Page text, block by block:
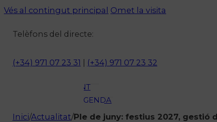
Vés al contingut principal Omet la visita
Telèfons del directe:
(+34) 971 07 23 31 (+34) 971 07 23 32
ACTUALITAT
OCI
ENTREVISTES
AMBIENT
AGENDA
En directe
Inici/Actualitat/Ple de juny: festius 2027, gestió